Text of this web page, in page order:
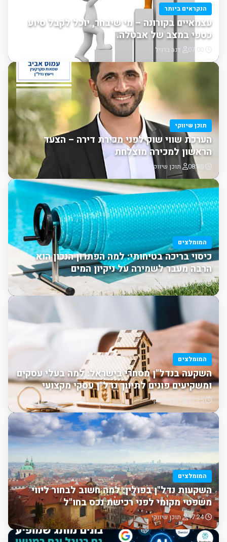
הנקראים ביותר
עצמאיים בקורונה – מי שיבחר, יוכל לקבל סיוע
כספי במצב של אבטלה.
דנה ברגיל
תוכן שיווקי
הערכת שווי שוק לפני מכירת דירה – הצעד
הראשון למכירה מוצלחת
תוכן שיווקי
המומלצים
כיסוי בריכה בטיחותי: למה הפתרון הנכון הוא
הרבה מעבר לשמירה על ניקיון המים
17:27 תוכן שיווקי
המומלצים
השקעה בנדל"ן מסחרי בישראל: למה בעלי עסקים
ומשקיעים פונים לתיווך נדל"ן עסקי מקצועי
17:25 תוכן שיווקי
המומלצים
השקעות נדל"ן בפולין: למה חשוב לבחור ליווי
משפטי מקומי לפני רכישת נכס בחו"ל
17:24 תוכן שיווקי